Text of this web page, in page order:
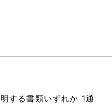
する書類いずれか 1通